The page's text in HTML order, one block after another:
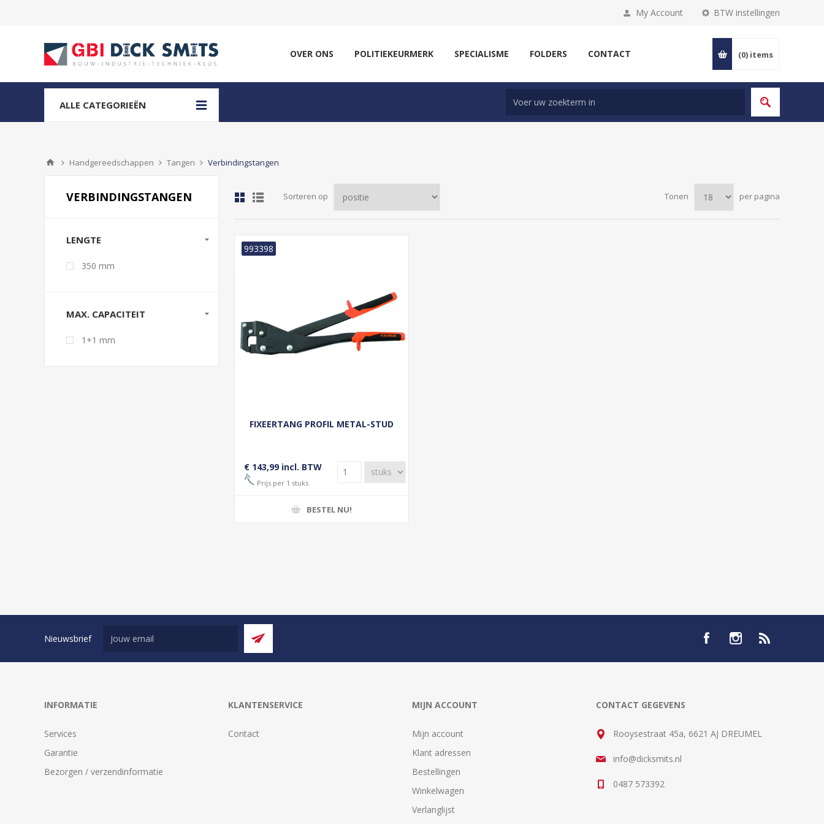
BTW instellingen
My Account
OVER ONS POLITIEKEURMERK SPECIALISME FOLDERS CONTACT (0) items
ALLE CATEGORIEËN
Handgereedschappen Tangen Verbindingstangen
Sorteren op Tonen per pagina
FIXEERTANG PROFIL METAL-STUD
993398
€ 143,99 incl. BTW
Prijs per 1 stuks
BESTEL NU!
VERBINDINGSTANGEN
LENGTE
350 mm
MAX. CAPACITEIT
1+1 mm
Nieuwsbrief
INFORMATIE
Services
Garantie
Bezorgen / verzendinformatie
KLANTENSERVICE
Contact
MIJN ACCOUNT
Mijn account
Klant adressen
Bestellingen
Winkelwagen
Verlanglijst
CONTACT GEGEVENS
Rooysestraat 45a, 6621 AJ DREUMEL
info@dicksmits.nl
0487 573392